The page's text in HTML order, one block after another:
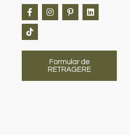
Formular de
RETRAGERE